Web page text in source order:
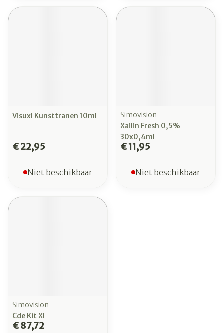
Visuxl Kunsttranen 10ml
€ 22,95
Niet beschikbaar
Simovision
Xailin Fresh 0,5%
30x0,4ml
€ 11,95
Niet beschikbaar
Simovision
Cde Kit Xl
€ 87,72